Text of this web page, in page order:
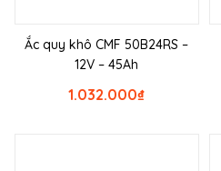
Ắc quy khô CMF 50B24RS –
12V – 45Ah
₫
1.032.000